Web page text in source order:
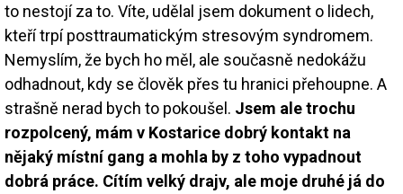
to nestojí za to. Víte, udělal jsem dokument o lidech,
kteří trpí posttraumatickým stresovým syndromem.
Nemyslím, že bych ho měl, ale současně nedokážu
odhadnout, kdy se člověk přes tu hranici přehoupne. A
strašně nerad bych to pokoušel. Jsem ale trochu
rozpolcený, mám v Kostarice dobrý kontakt na
nějaký místní gang a mohla by z toho vypadnout
dobrá práce. Cítím velký drajv, ale moje druhé já do